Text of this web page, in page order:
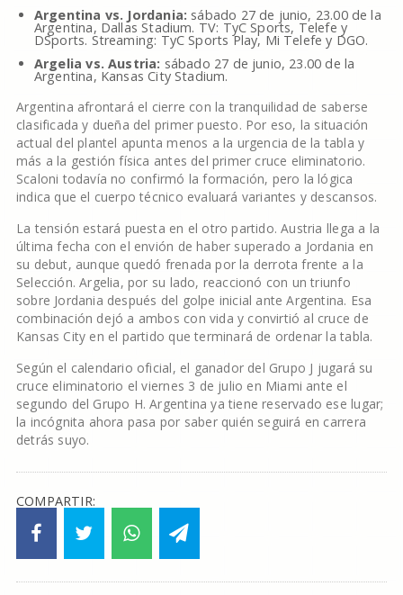
Argentina vs. Jordania: sábado 27 de junio, 23.00 de la
Argentina, Dallas Stadium. TV: TyC Sports, Telefe y
DSports. Streaming: TyC Sports Play, Mi Telefe y DGO.
Argelia vs. Austria: sábado 27 de junio, 23.00 de la
Argentina, Kansas City Stadium.
Argentina afrontará el cierre con la tranquilidad de saberse
clasificada y dueña del primer puesto. Por eso, la situación
actual del plantel apunta menos a la urgencia de la tabla y
más a la gestión física antes del primer cruce eliminatorio.
Scaloni todavía no confirmó la formación, pero la lógica
indica que el cuerpo técnico evaluará variantes y descansos.
La tensión estará puesta en el otro partido. Austria llega a la
última fecha con el envión de haber superado a Jordania en
su debut, aunque quedó frenada por la derrota frente a la
Selección. Argelia, por su lado, reaccionó con un triunfo
sobre Jordania después del golpe inicial ante Argentina. Esa
combinación dejó a ambos con vida y convirtió al cruce de
Kansas City en el partido que terminará de ordenar la tabla.
Según el calendario oficial, el ganador del Grupo J jugará su
cruce eliminatorio el viernes 3 de julio en Miami ante el
segundo del Grupo H. Argentina ya tiene reservado ese lugar;
la incógnita ahora pasa por saber quién seguirá en carrera
detrás suyo.
COMPARTIR: